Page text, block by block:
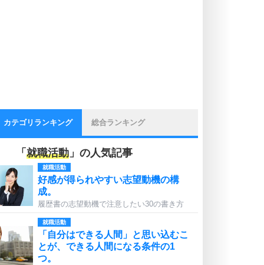
カテゴリランキング 総合ランキング
「 就職活動 」の人気記事
就職活動
好感が得られやすい志望動機の構
成。
履歴書の志望動機で注意したい30の書き方
就職活動
「自分はできる人間」と思い込むこ
とが、できる人間になる条件の1
つ。